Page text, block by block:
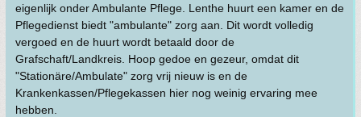
eigenlijk onder Ambulante Pflege. Lenthe huurt een kamer en de
Pflegedienst biedt "ambulante" zorg aan. Dit wordt volledig
vergoed en de huurt wordt betaald door de
Grafschaft/Landkreis. Hoop gedoe en gezeur, omdat dit
"Stationäre/Ambulate" zorg vrij nieuw is en de
Krankenkassen/Pflegekassen hier nog weinig ervaring mee
hebben.